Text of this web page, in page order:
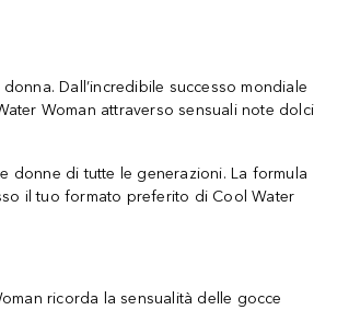
Dall’incredibile successo mondiale
Woman attraverso sensuali note dolci
donne di tutte le generazioni. La formula
il tuo formato preferito di Cool Water
ricorda la sensualità delle gocce